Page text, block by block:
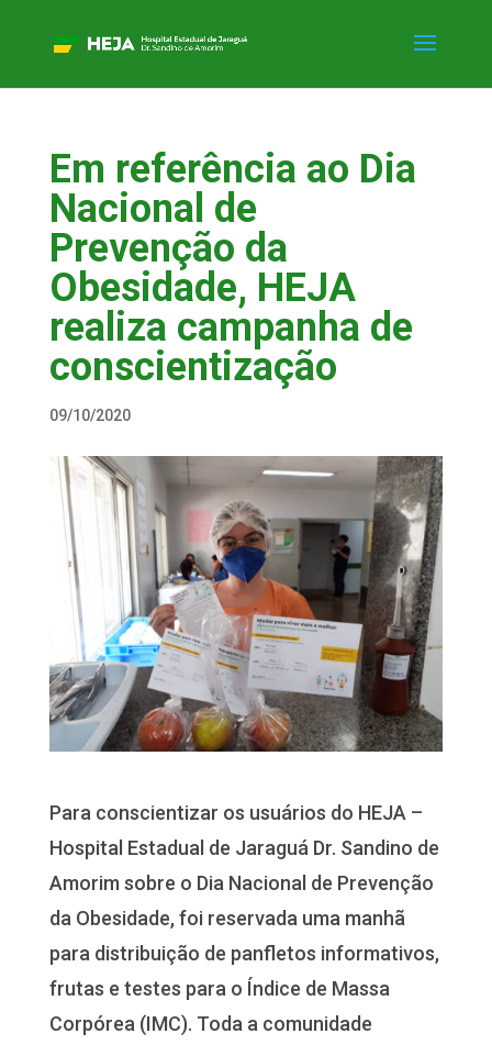
Em referência ao Dia
Nacional de
Prevenção da
Obesidade, HEJA
realiza campanha de
conscientização
09/10/2020
Para conscientizar os usuários do HEJA –
Hospital Estadual de Jaraguá Dr. Sandino de
Amorim sobre o Dia Nacional de Prevenção
da Obesidade, foi reservada uma manhã
para distribuição de panfletos informativos,
frutas e testes para o Índice de Massa
Corpórea (IMC). Toda a comunidade